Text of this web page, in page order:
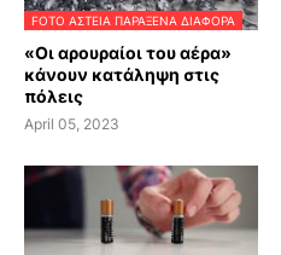
FOTO ΑΣΤΕΙΑ ΠΑΡΑΞΕΝΑ ΔΙΑΦΟΡΑ
«Οι αρουραίοι του αέρα»
κάνουν κατάληψη στις
πόλεις
April 05, 2023